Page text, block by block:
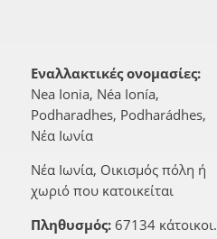
Εναλλακτικές ονομασίες:
Nea Ionia, Néa Ionía,
Podharadhes, Podharádhes,
Νέα Ιωνία
Νέα Ιωνία, Οικισμός πόλη ή
χωριό που κατοικείται
Πληθυσμός: 67134 κάτοικοι.